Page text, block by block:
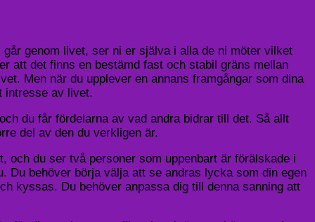
genom livet, ser ni er själva i alla de ni möter vilket
att det finns en bestämd fast och stabil gräns mellan
Men när du upplever en annans framgångar som dina
intresse av livet.
du får fördelarna av vad andra bidrar till det. Så allt
del av den du verkligen är.
och du ser två personer som uppenbart är förälskade i
Du behöver börja välja att se andras lycka som din egen
kyssas. Du behöver anpassa dig till denna sanning att